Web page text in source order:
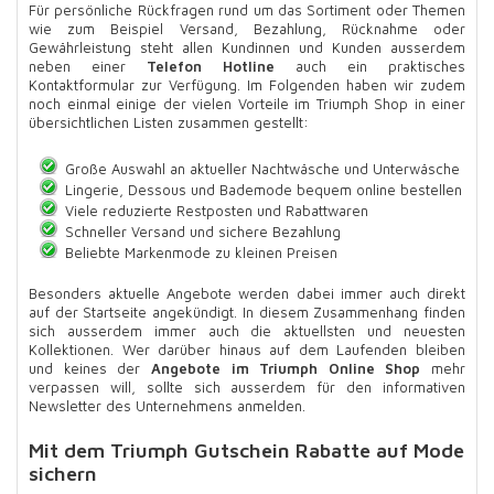
Für persönliche Rückfragen rund um das Sortiment oder Themen
wie zum Beispiel Versand, Bezahlung, Rücknahme oder
Gewährleistung steht allen Kundinnen und Kunden ausserdem
neben einer Telefon Hotline auch ein praktisches
Kontaktformular zur Verfügung. Im Folgenden haben wir zudem
noch einmal einige der vielen Vorteile im Triumph Shop in einer
übersichtlichen Listen zusammen gestellt:
Große Auswahl an aktueller Nachtwäsche und Unterwäsche
Lingerie, Dessous und Bademode bequem online bestellen
Viele reduzierte Restposten und Rabattwaren
Schneller Versand und sichere Bezahlung
Beliebte Markenmode zu kleinen Preisen
Besonders aktuelle Angebote werden dabei immer auch direkt
auf der Startseite angekündigt. In diesem Zusammenhang finden
sich ausserdem immer auch die aktuellsten und neuesten
Kollektionen. Wer darüber hinaus auf dem Laufenden bleiben
und keines der Angebote im Triumph Online Shop mehr
verpassen will, sollte sich ausserdem für den informativen
Newsletter des Unternehmens anmelden.
Mit dem Triumph Gutschein Rabatte auf Mode
sichern